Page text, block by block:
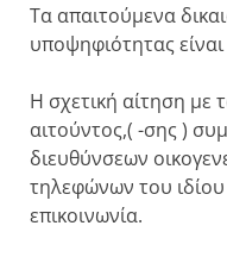
Τα απαιτούμενα
υποψηφιότητας είναι
Η σχετική αίτηση με
αιτούντος,( -σης )
διευθύνσεων
τηλεφώνων του ιδίου
επικοινωνία.